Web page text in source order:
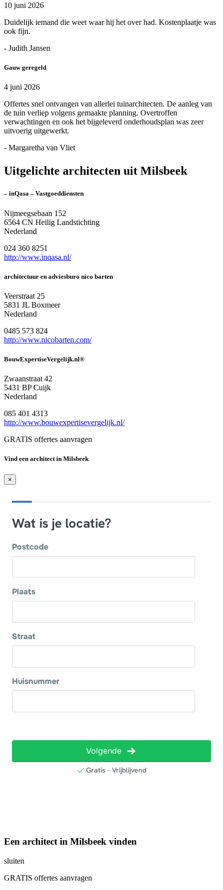
10 juni 2026
Duidelijk iemand die weet waar hij het over had. Kostenplaatje was
ook fijn.
- Judith Jansen
Gauw geregeld
4 juni 2026
Offertes snel ontvangen van allerlei tuinarchitecten. De aanleg van
de tuin verliep volgens gemaakte planning. Overtroffen
verwachtingen en ook het bijgeleverd onderhoudsplan was zeer
uitvoerig uitgewerkt.
- Margaretha van Vliet
Uitgelichte architecten uit Milsbeek
– inQasa – Vastgoeddiensten
Nijmeegsebaan 152
6564 CN Heilig Landstichting
Nederland
024 360 8251
http://www.inqasa.nl/
architectuur en adviesburo nico barten
Veerstraat 25
5831 JL Boxmeer
Nederland
0485 573 824
http://www.nicobarten.com/
BouwExpertiseVergelijk.nl®
Zwaanstraat 42
5431 BP Cuijk
Nederland
085 401 4313
http://www.bouwexpertisevergelijk.nl/
GRATIS offertes aanvragen
Vind een architect in Milsbeek
×
Een architect in Milsbeek vinden
sluiten
GRATIS offertes aanvragen